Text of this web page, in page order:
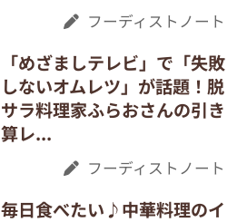
フーディストノート
「めざましテレビ」で「失敗
しないオムレツ」が話題！脱
サラ料理家ふらおさんの引き
算レ...
フーディストノート
毎日食べたい♪中華料理のイ